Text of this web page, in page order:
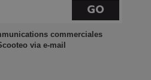
GO
commerciales
via e-mail